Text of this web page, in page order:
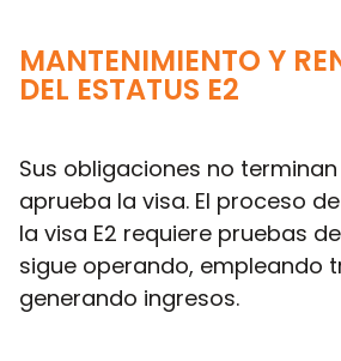
MANTENIMIENTO Y
DEL ESTATUS E2
Sus obligaciones no
aprueba la visa. El proceso
la visa E2 requiere pruebas
sigue operando, empleando
generando ingresos.